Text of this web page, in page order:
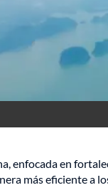
enfocada en
más eficiente a